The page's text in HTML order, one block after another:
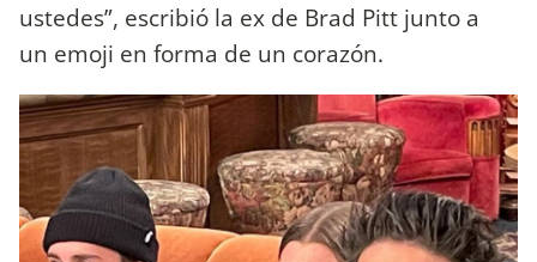
ustedes”, escribió la ex de Brad Pitt junto a
un emoji en forma de un corazón.